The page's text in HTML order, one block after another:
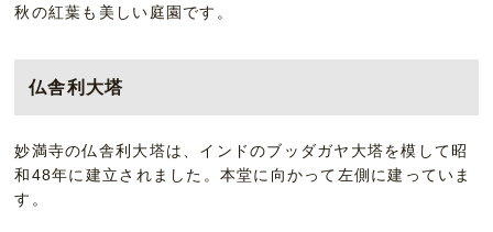
秋の紅葉も美しい庭園です。
仏舎利大塔
妙満寺の仏舎利大塔は、インドのブッダガヤ大塔を模して昭
和48年に建立されました。本堂に向かって左側に建っていま
す。